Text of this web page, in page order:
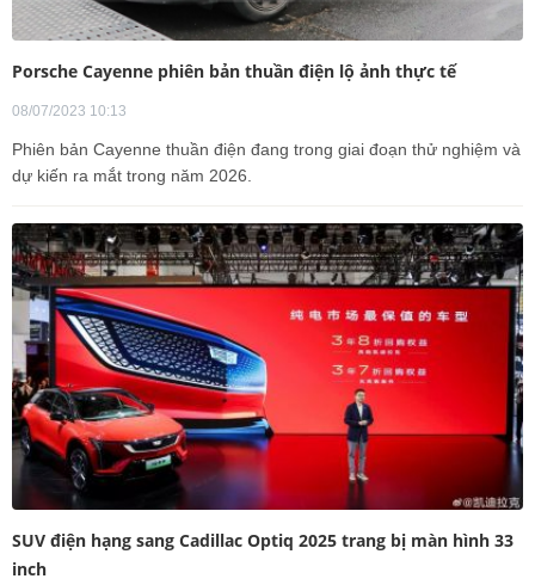
Porsche Cayenne phiên bản thuần điện lộ ảnh thực tế
08/07/2023 10:13
Phiên bản Cayenne thuần điện đang trong giai đoạn thử nghiệm và
dự kiến ra mắt trong năm 2026.
SUV điện hạng sang Cadillac Optiq 2025 trang bị màn hình 33
inch